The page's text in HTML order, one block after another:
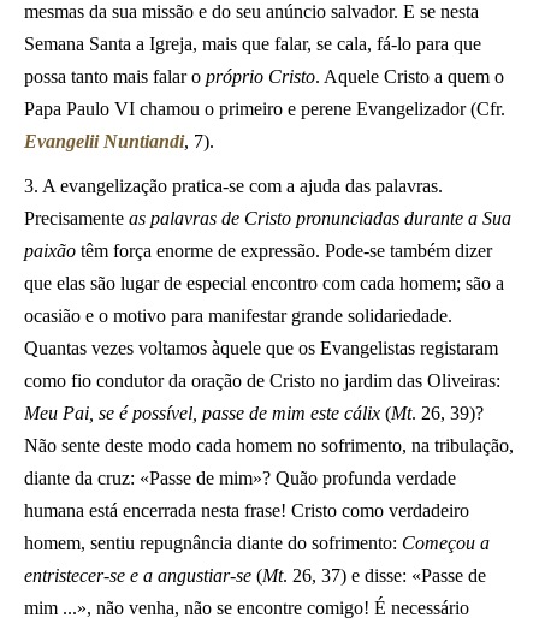
mesmas da sua missão e do seu anúncio salvador. E se nesta
Semana Santa a Igreja, mais que falar, se cala, fá-lo para que
possa tanto mais falar o próprio Cristo. Aquele Cristo a quem o
Papa Paulo VI chamou o primeiro e perene Evangelizador (Cfr.
Evangelii Nuntiandi, 7).
3. A evangelização pratica-se com a ajuda das palavras.
Precisamente as palavras de Cristo pronunciadas durante a Sua
paixão têm força enorme de expressão. Pode-se também dizer
que elas são lugar de especial encontro com cada homem; são a
ocasião e o motivo para manifestar grande solidariedade.
Quantas vezes voltamos àquele que os Evangelistas registaram
como fio condutor da oração de Cristo no jardim das Oliveiras:
Meu Pai, se é possível, passe de mim este cálix (Mt. 26, 39)?
Não sente deste modo cada homem no sofrimento, na tribulação,
diante da cruz: «Passe de mim»? Quão profunda verdade
humana está encerrada nesta frase! Cristo como verdadeiro
homem, sentiu repugnância diante do sofrimento: Começou a
entristecer-se e a angustiar-se (Mt. 26, 37) e disse: «Passe de
mim ...», não venha, não se encontre comigo! É necessário